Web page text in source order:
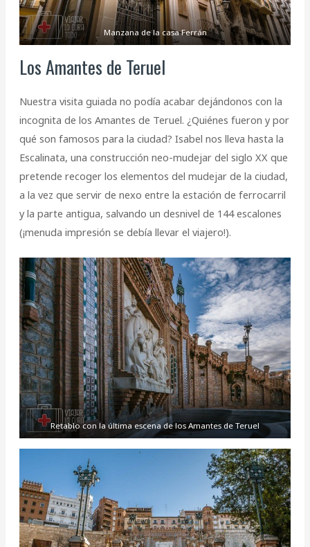
Manzana de la casa Ferrán
Los Amantes de Teruel
Nuestra visita guiada no podía acabar dejándonos con la
incognita de los Amantes de Teruel. ¿Quiénes fueron y por
qué son famosos para la ciudad? Isabel nos lleva hasta la
Escalinata, una construcción neo-mudejar del siglo XX que
pretende recoger los elementos del mudejar de la ciudad,
a la vez que servir de nexo entre la estación de ferrocarril
y la parte antigua, salvando un desnivel de 144 escalones
(¡menuda impresión se debía llevar el viajero!).
Retablo con la última escena de los Amantes de Teruel